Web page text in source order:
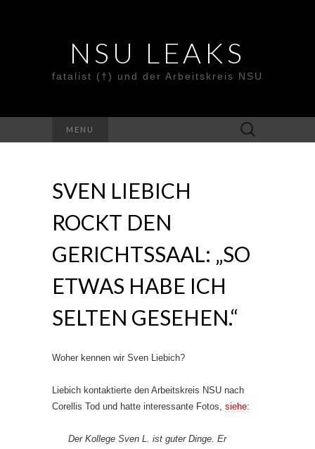
NSU LEAKS
fatalist (†) und der Arbeitskreis NSU
MENU
Suche
nach:
SVEN LIEBICH
ROCKT DEN
GERICHTSSAAL: „SO
ETWAS HABE ICH
SELTEN GESEHEN.“
Woher kennen wir Sven Liebich?
Liebich kontaktierte den Arbeitskreis NSU nach
Corellis Tod und hatte interessante Fotos, siehe:
Der Kollege Sven L. ist guter Dinge. Er